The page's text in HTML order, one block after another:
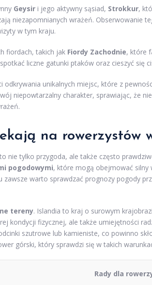
Geysir i jego aktywny sąsiad, Strokkur,
niezapomnianych wrażeń. Obserwowanie
w tym kraju.
fiordach, takich jak Fiordy Zachodnie, które
liczne gatunki ptaków oraz cieszyć się
unikalnych miejsc, które z
niepowtarzalny charakter, sprawiając, że
na rowerzystów
nie tylko przygoda, ale także często
pogodowymi, które mogą obejmować silny
zawsze warto sprawdzać prognozy pogody
tereny. Islandia to kraj o surowym
kondycji fizycznej, ale także umiejętności
szutrowe lub kamieniste, co powinno
górski, który sprawdzi się w takich
Rady dla